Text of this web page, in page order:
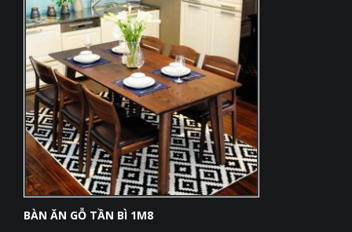
BÀN ĂN GỖ TẦN BÌ 1M8